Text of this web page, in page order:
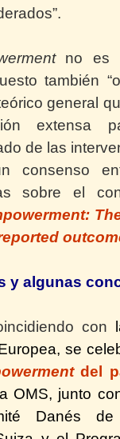
no es
también
general
extensa
de las
consenso
sobre el
y algunas
con
se
del
OMS, junto
Danés